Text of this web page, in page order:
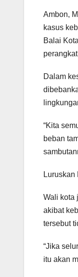
Ambon,
kasus
Balai
Dalam
“Kita
beban
Wali kota
akibat
tersebut
“Jika
itu akan